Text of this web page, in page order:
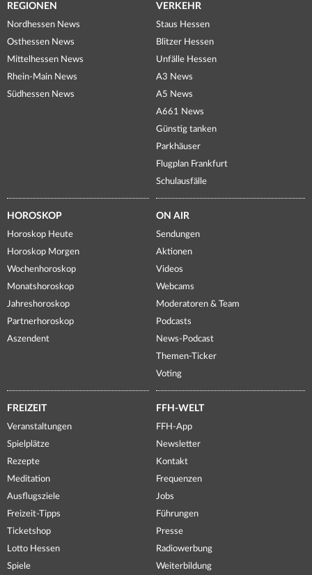
REGIONEN
Nordhessen News
Osthessen News
Mittelhessen News
Rhein-Main News
Südhessen News
VERKEHR
Staus Hessen
Blitzer Hessen
Unfälle Hessen
A3 News
A5 News
A661 News
Günstig tanken
Parkhäuser
Flugplan Frankfurt
Schulausfälle
HOROSKOP
Horoskop Heute
Horoskop Morgen
Wochenhoroskop
Monatshoroskop
Jahreshoroskop
Partnerhoroskop
Aszendent
ON AIR
Sendungen
Aktionen
Videos
Webcams
Moderatoren & Team
Podcasts
News-Podcast
Themen-Ticker
Voting
FREIZEIT
Veranstaltungen
Spielplätze
Rezepte
Meditation
Ausflugsziele
Freizeit-Tipps
Ticketshop
Lotto Hessen
Spiele
FFH-WELT
FFH-App
Newsletter
Kontakt
Frequenzen
Jobs
Führungen
Presse
Radiowerbung
Weiterbildung